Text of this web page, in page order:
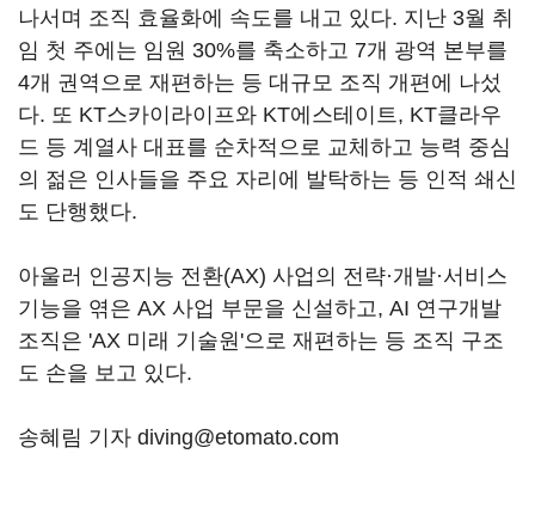
나서며 조직 효율화에 속도를 내고 있다. 지난 3월 취
임 첫 주에는 임원 30%를 축소하고 7개 광역 본부를
4개 권역으로 재편하는 등 대규모 조직 개편에 나섰
다. 또 KT스카이라이프와 KT에스테이트, KT클라우
드 등 계열사 대표를 순차적으로 교체하고 능력 중심
의 젊은 인사들을 주요 자리에 발탁하는 등 인적 쇄신
도 단행했다.
아울러 인공지능 전환(AX) 사업의 전략·개발·서비스
기능을 엮은 AX 사업 부문을 신설하고, AI 연구개발
조직은 'AX 미래 기술원'으로 재편하는 등 조직 구조
도 손을 보고 있다.
송혜림 기자 diving@etomato.com